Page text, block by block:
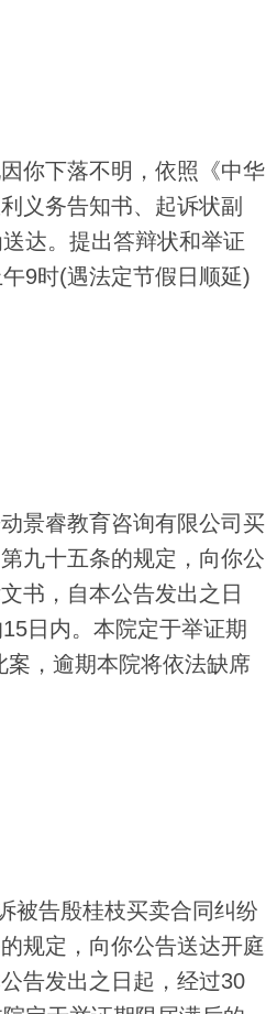
你下落不明，依照《中华
义务告知书、起诉状副
达。提出答辩状和举证
9时(遇法定节假日顺延)
景睿教育咨询有限公司买
九十五条的规定，向你公
书，自本公告发出之日
日内。本院定于举证期
，逾期本院将依法缺席
告殷桂枝买卖合同纠纷
规定，向你公告送达开庭
告发出之日起，经过30